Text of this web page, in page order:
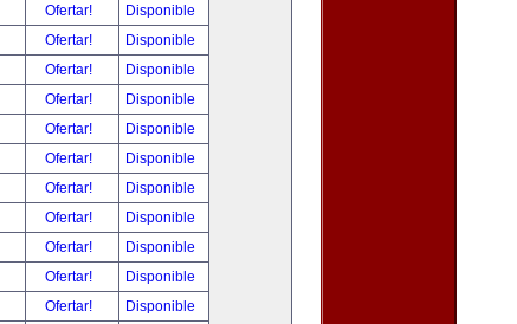
Ofertar!
Disponible
Ofertar!
Disponible
Ofertar!
Disponible
Ofertar!
Disponible
Ofertar!
Disponible
Ofertar!
Disponible
Ofertar!
Disponible
Ofertar!
Disponible
Ofertar!
Disponible
Ofertar!
Disponible
Ofertar!
Disponible